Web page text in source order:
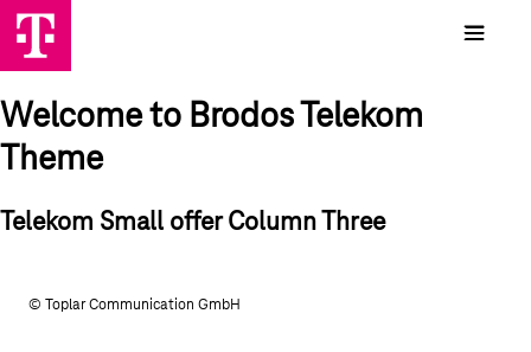
Welcome to Brodos Telekom
Theme
Telekom Small offer Column Three
© Toplar Communication GmbH